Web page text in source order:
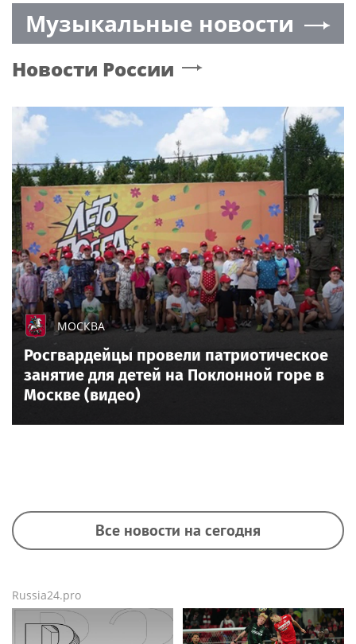
Франции к народу
Жукова округа
служебно-боевой
Музыкальные новости
Новости России
МОСКВА
Росгвардейцы провели патриотическое
занятие для детей на Поклонной горе в
Москве (видео)
Все новости на сегодня
Russia24.pro